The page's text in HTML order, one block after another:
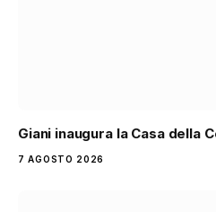
Giani inaugura la Casa della
7 AGOSTO 2026